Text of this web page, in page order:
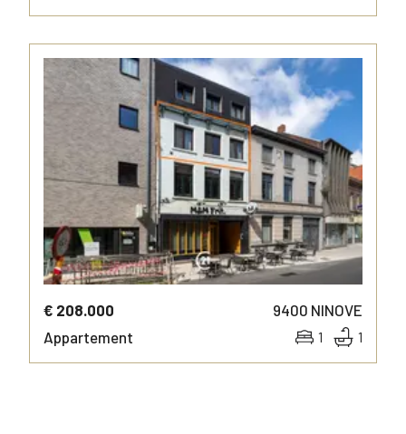
MEER INFO
€ 208.000 9400 NINOVE
Appartement
1 1